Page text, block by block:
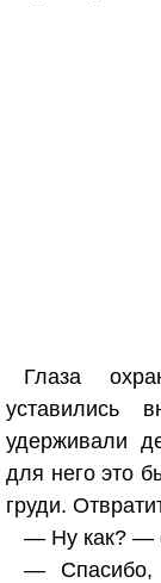
Глаза
уставились
удерживали
для него это
груди.
— Ну как? —
— Спасибо,